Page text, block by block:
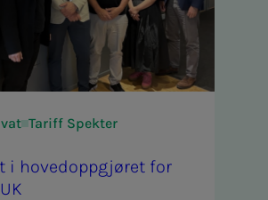
Tariff Spekter
i ho­ved­­­opp­­­gjø­ret for